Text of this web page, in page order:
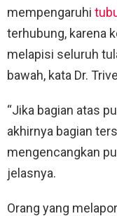
mempengaruhi
terhubung, karena
melapisi seluruh
bawah, kata Dr.
“Jika bagian atas
akhirnya bagian
mengencangkan
jelasnya.
Orang yang